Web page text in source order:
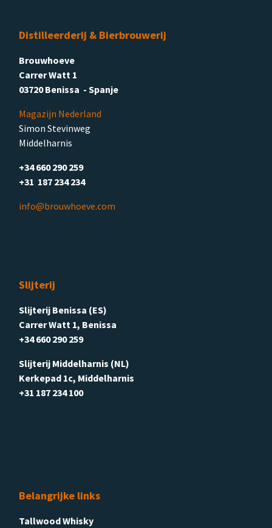
Distilleerderij & Bierbrouwerij
Brouwhoeve
Carrer Watt 1
03720 Benissa - Spanje
Magazijn Nederland
Simon Stevinweg
Middelharnis
+34 660 290 259
+31 187 234 234
info@brouwhoeve.com
Slijterij
Slijterij Benissa (ES)
Carrer Watt 1, Benissa
+34 660 290 259
Slijterij Middelharnis (NL)
Kerkepad 1c, Middelharnis
+31 187 234 100
Belangrijke links
Tallwood Whisky